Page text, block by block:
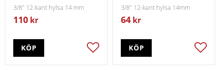
3/8" 12-kant hylsa 14 mm
110 kr
Lägg till i favoriter
KÖP
3/8" 12-kant hylsa 14mm
64 kr
KÖP